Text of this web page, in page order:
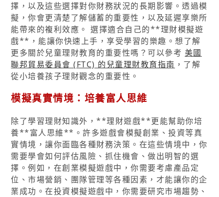
擇，以及這些選擇對你財務狀況的長期影響。透過模
擬，你會更清楚了解儲蓄的重要性，以及延遲享樂所
能帶來的複利效應。 選擇適合自己的**理財模擬遊
戲**，能讓你快速上手，享受學習的樂趣。想了解
更多關於兒童理財教育的重要性嗎？可以參考 美國
聯邦貿易委員會 (FTC) 的兒童理財教育指南 ，了解
從小培養孩子理財觀念的重要性。
模擬真實情境：培養富人思維
除了學習理財知識外，**理財遊戲**更能幫助你培
養**富人思維**。許多遊戲會模擬創業、投資等真
實情境，讓你面臨各種財務決策。在這些情境中，你
需要學會如何評估風險、抓住機會、做出明智的選
擇。例如，在創業模擬遊戲中，你需要考慮產品定
位、市場營銷、團隊管理等各種因素，才能讓你的企
業成功。在投資模擬遊戲中，你需要研究市場趨勢、